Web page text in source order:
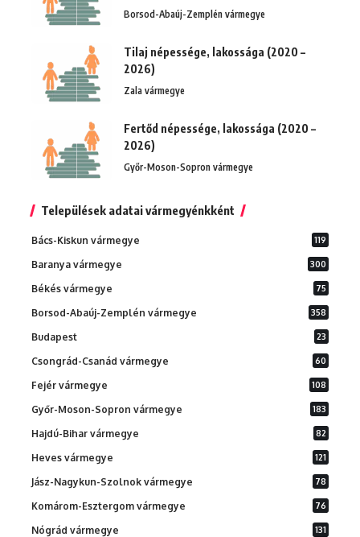
Borsod-Abaúj-Zemplén vármegye
Tilaj népessége, lakossága (2020 –
2026)
Zala vármegye
Fertőd népessége, lakossága (2020 –
2026)
Győr-Moson-Sopron vármegye
Települések adatai vármegyénkként
Bács-Kiskun vármegye 119
Baranya vármegye 300
Békés vármegye 75
Borsod-Abaúj-Zemplén vármegye 358
Budapest 23
Csongrád-Csanád vármegye 60
Fejér vármegye 108
Győr-Moson-Sopron vármegye 183
Hajdú-Bihar vármegye 82
Heves vármegye 121
Jász-Nagykun-Szolnok vármegye 78
Komárom-Esztergom vármegye 76
Nógrád vármegye 131